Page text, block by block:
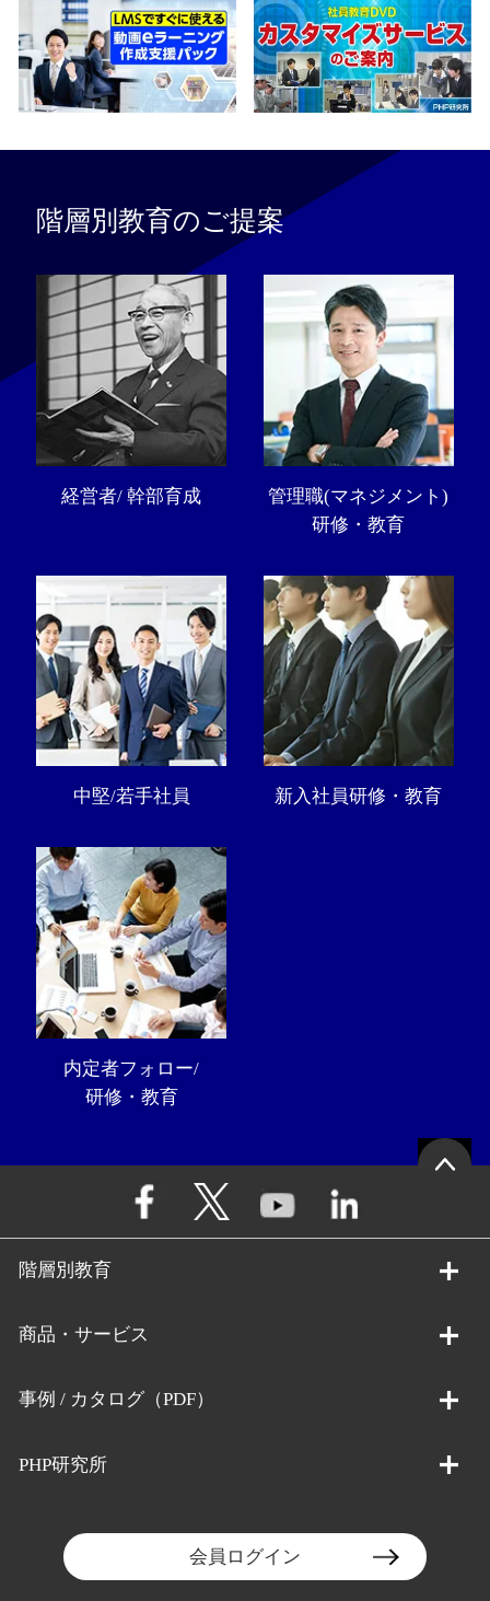
階層別教育のご提案
経営者/ 幹部育成
管理職(マネジメント)
研修・教育
中堅/若手社員 新入社員研修・教育
内定者フォロー/
研修・教育
階層別教育
商品・サービス
事例 / カタログ（PDF）
PHP研究所
会員ログイン